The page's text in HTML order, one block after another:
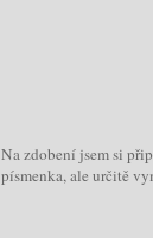
Na zdobení jsem si
písmenka, ale určitě